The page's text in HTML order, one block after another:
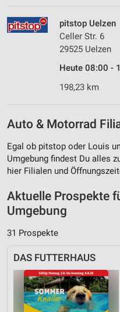
pitstop Uelzen
Celler Str. 6
29525 Uelzen
Heute 08:00 -
198,23 km
Auto & Motorrad
Egal ob pitstop oder Louis
Umgebung findest Du alles
hier Filialen und
Aktuelle Prospekte
Umgebung
31 Prospekte
DAS FUTTERHAUS